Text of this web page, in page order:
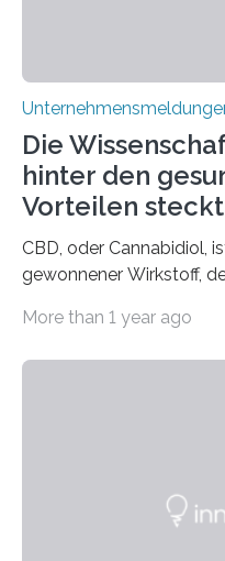
Die
hinter den
Vorteilen steckt
CBD, oder Cannabidiol,
gewonnener Wirkstoff,
psychoaktive THC
Forschung und welche
More than 1 year ago